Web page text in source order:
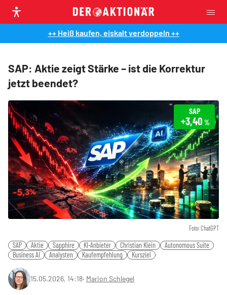
++ Heiß kaufen, eiskalt verdoppeln ++
SAP: Aktie zeigt Stärke – ist die Korrektur
jetzt beendet?
Foto: ChatGPT
SAP
+3,40 %
SAP Aktie Sapphire KI-Anbieter Christian Klein
Autonomous Suite
Business AI
Analysten Kaufempfehlung Kursziel
15.05.2026, 14:18‧ Marion Schlegel